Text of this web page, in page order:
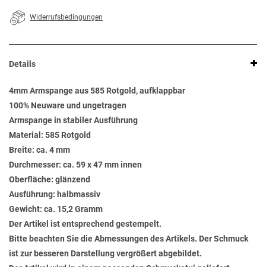
Widerrufsbedingungen
Details
4mm Armspange aus 585 Rotgold, aufklappbar
100% Neuware und ungetragen
Armspange in stabiler Ausführung
Material: 585 Rotgold
Breite: ca. 4 mm
Durchmesser: ca. 59 x 47 mm innen
Oberfläche: glänzend
Ausführung: halbmassiv
Gewicht: ca. 15,2 Gramm
Der Artikel ist entsprechend gestempelt.
Bitte beachten Sie die Abmessungen des Artikels. Der Schmuck
ist zur besseren Darstellung vergrößert abgebildet.